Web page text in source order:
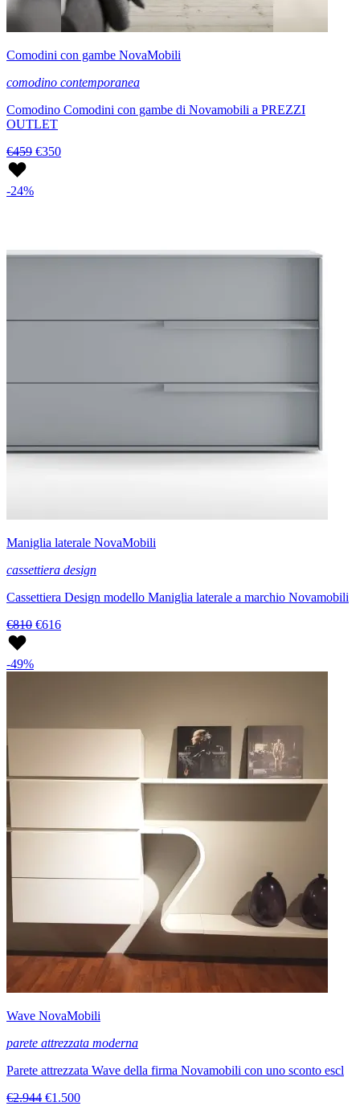
Comodini con gambe NovaMobili
comodino contemporanea
Comodino Comodini con gambe di Novamobili a PREZZI
OUTLET
€459 €350
-24%
Maniglia laterale NovaMobili
cassettiera design
Cassettiera Design modello Maniglia laterale a marchio Novamobili
€810 €616
-49%
Wave NovaMobili
parete attrezzata moderna
Parete attrezzata Wave della firma Novamobili con uno sconto escl
€2.944 €1.500